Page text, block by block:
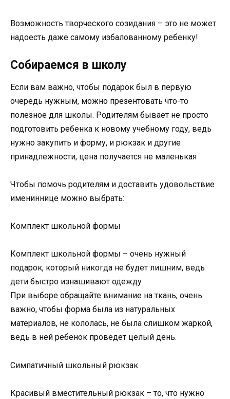
Возможность творческого созидания – это не может
надоесть даже самому избалованному ребенку!
Собираемся в школу
Если вам важно, чтобы подарок был в первую
очередь нужным, можно презентовать что-то
полезное для школы. Родителям бывает не просто
подготовить ребенка к новому учебному году, ведь
нужно закупить и форму, и рюкзак и другие
принадлежности, цена получается не маленькая
Чтобы помочь родителям и доставить удовольствие
имениннице можно выбрать:
Комплект школьной формы
Комплект школьной формы – очень нужный
подарок, который никогда не будет лишним, ведь
дети быстро изнашивают одежду
При выборе обращайте внимание на ткань, очень
важно, чтобы форма была из натуральных
материалов, не кололась, не была слишком жаркой,
ведь в ней ребенок проведет целый день.
Симпатичный школьный рюкзак
Красивый вместительный рюкзак – то, что нужно